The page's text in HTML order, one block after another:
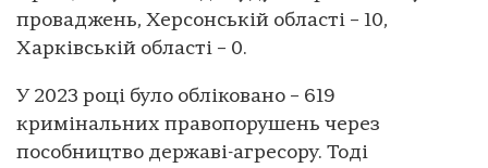
проваджень, Херсонській області – 10,
Харківській області – 0.
У 2023 році було обліковано – 619
кримінальних правопорушень через
пособництво державі-агресору. Тоді